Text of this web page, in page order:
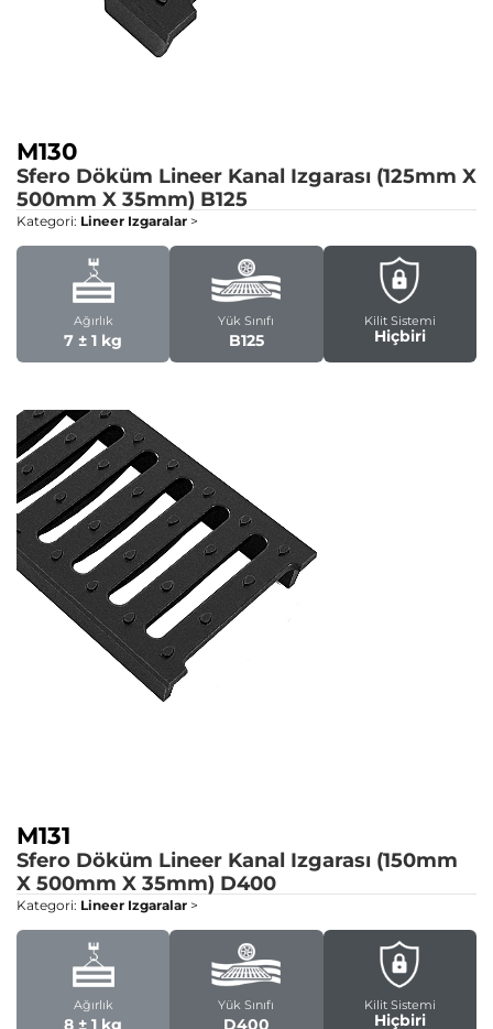
M130
Sfero Döküm Lineer Kanal Izgarası (125mm X
500mm X 35mm) B125
Kategori: Lineer Izgaralar >
Ağırlık
7 ± 1 kg
Yük Sınıfı
B125
Kilit Sistemi
Hiçbiri
M131
Sfero Döküm Lineer Kanal Izgarası (150mm
X 500mm X 35mm) D400
Kategori: Lineer Izgaralar >
Ağırlık
8 ± 1 kg
Yük Sınıfı
D400
Kilit Sistemi
Hiçbiri